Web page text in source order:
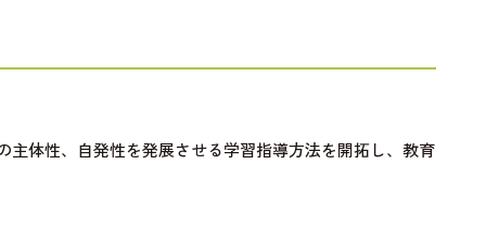
体性、自発性を発展させる学習指導方法を開拓し、教育